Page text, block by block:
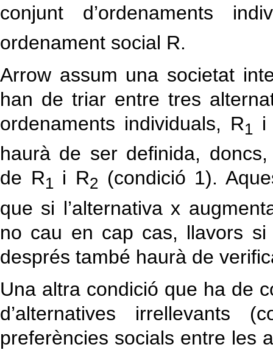
conjunt d’ordenaments
ordenament social R.
Arrow assum una societat
han de triar entre tres
ordenaments individuals, R1 i
haurà de ser definida,
de R1 i R2 (condició 1).
que si l’alternativa x
no cau en cap cas, llavors
després també haurà de
Una altra condició que ha de
d’alternatives
preferències socials entre les